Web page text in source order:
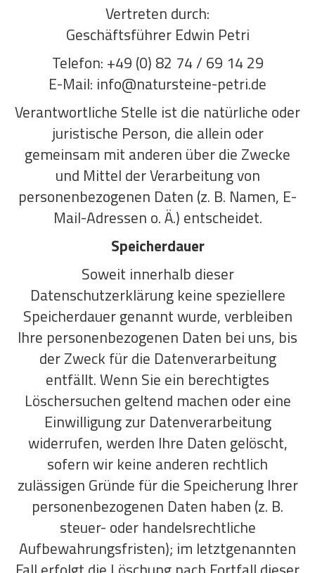
Vertreten durch:
Geschäftsführer Edwin Petri
Telefon: +49 (0) 82 74 / 69 14 29
E-Mail: info@natursteine-petri.de
Verantwortliche Stelle ist die natürliche oder
juristische Person, die allein oder
gemeinsam mit anderen über die Zwecke
und Mittel der Verarbeitung von
personenbezogenen Daten (z. B. Namen, E-
Mail-Adressen o. Ä.) entscheidet.
Speicherdauer
Soweit innerhalb dieser
Datenschutzerklärung keine speziellere
Speicherdauer genannt wurde, verbleiben
Ihre personenbezogenen Daten bei uns, bis
der Zweck für die Datenverarbeitung
entfällt. Wenn Sie ein berechtigtes
Löschersuchen geltend machen oder eine
Einwilligung zur Datenverarbeitung
widerrufen, werden Ihre Daten gelöscht,
sofern wir keine anderen rechtlich
zulässigen Gründe für die Speicherung Ihrer
personenbezogenen Daten haben (z. B.
steuer- oder handelsrechtliche
Aufbewahrungsfristen); im letztgenannten